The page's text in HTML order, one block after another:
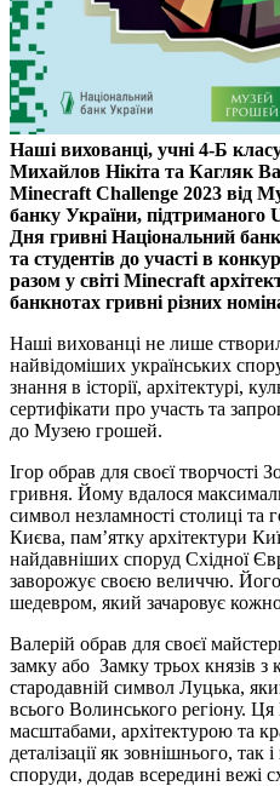
Наші вихованці, учні 4-Б
Михайлов Нікіта та Кагляк
Minecraft Challenge 2023 від
банку України, підтриманого
Дня гривні Національний
та студентів до участі в
разом у світі Minecraft
банкнотах гривні різних
Наші вихованці не лише
найвідоміших українських
знання в історії, архітектурі,
сертифікати про участь та
до Музею грошей.
Ігор обрав для своєї творчості
гривня. Йому вдалося
символ незламності столиці та
Києва, пам’ятку архітектури
найдавніших споруд Східної
заворожує своєю величчю.
шедевром, який зачаровує
Валерій обрав для своєї
замку або Замку трьох князів
стародавній символ Луцька,
всього Волинського регіону.
масштабами, архітектурою та
деталізації як зовнішнього,
споруди, додав всередині вежі